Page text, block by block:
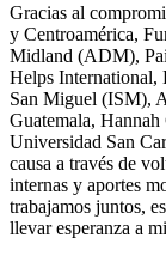
Gracias al
y Centroamérica,
Midland (ADM),
Helps
San Miguel (ISM),
Guatemala,
Universidad San
causa a través de
internas y aportes
trabajamos juntos,
llevar esperanza a